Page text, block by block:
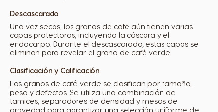
Descascarado
Una vez secos, los granos de café aún tienen varias
capas protectoras, incluyendo la cáscara y el
endocarpo. Durante el descascarado, estas capas se
eliminan para revelar el grano de café verde.
Clasificación y Calificación
Los granos de café verde se clasifican por tamaño,
peso y defectos. Se utiliza una combinación de
tamices, separadores de densidad y mesas de
gravedad para garantizar una selección uniforme de